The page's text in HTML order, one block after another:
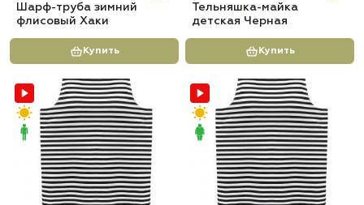
Шарф-труба зимний
флисовый Хаки
Купить
Тельняшка-майка
детская Черная
Купить